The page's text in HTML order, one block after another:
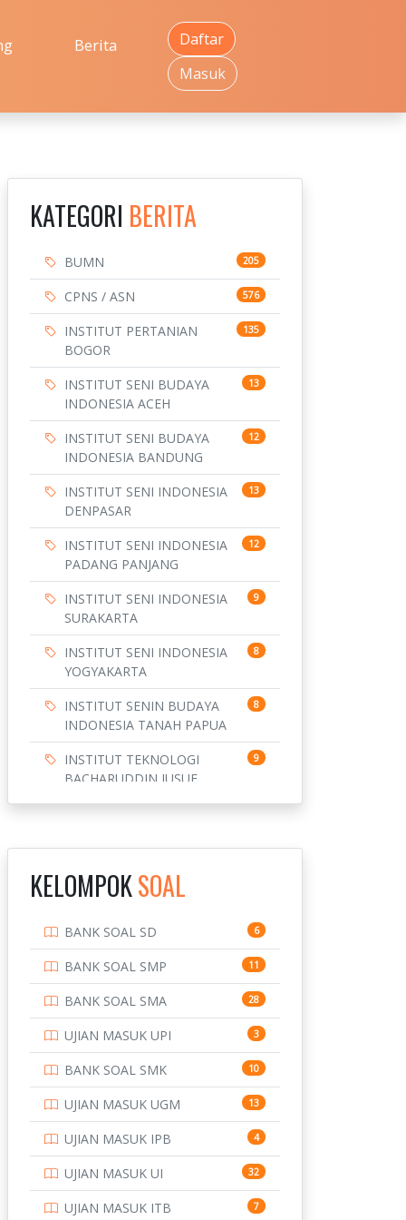
Berita
Daftar
Masuk
KATEGORI BERITA
BUMN 205
CPNS / ASN 576
INSTITUT PERTANIAN
BOGOR
135
INSTITUT SENI BUDAYA
INDONESIA ACEH
13
INSTITUT SENI BUDAYA
INDONESIA BANDUNG
12
INSTITUT SENI INDONESIA
DENPASAR
13
INSTITUT SENI INDONESIA
PADANG PANJANG
12
INSTITUT SENI INDONESIA
SURAKARTA
9
INSTITUT SENI INDONESIA
YOGYAKARTA
8
INSTITUT SENIN BUDAYA
INDONESIA TANAH PAPUA
8
INSTITUT TEKNOLOGI
BACHARUDDIN JUSUF
9
BANDUNG
INSTITUT TEKNOLOGI
INSTITUT TEKNOLOGI
SEPULUH NOVEMBER
10
INSTITUT TEKNOLOGI
SUMATERA
9
IPDN / STPDN 148
PENDIDIKAN 943
PERBANKAN 3
POLRI 169
POLTEK SSN 7
4
KELOMPOKSOAL
BANK SOAL SD 6
BANK SOAL SMP 11
BANK SOAL SMA 28
UJIAN MASUK UPI 3
BANK SOAL SMK 10
UJIAN MASUK UGM 13
UJIAN MASUK IPB 4
UJIAN MASUK UI 32
UJIAN MASUK ITB 7